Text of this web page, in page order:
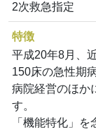
2次救急指定
特徴
平成20年8月、
150床の急性期
病院経営のほか
す。
「機能特化」